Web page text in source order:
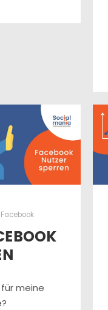
Facebook
meine